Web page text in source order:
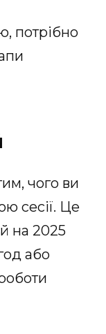
потрібно
чого ви
сесії. Це
на 2025
або